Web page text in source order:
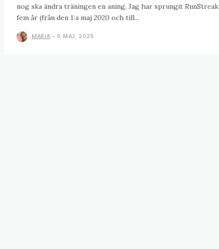
nog ska ändra träningen en aning. Jag har sprungit
fem år (från den 1:a maj 2020 och till...
MARIA - 5 MAJ, 2025